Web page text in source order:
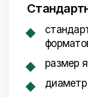
размер